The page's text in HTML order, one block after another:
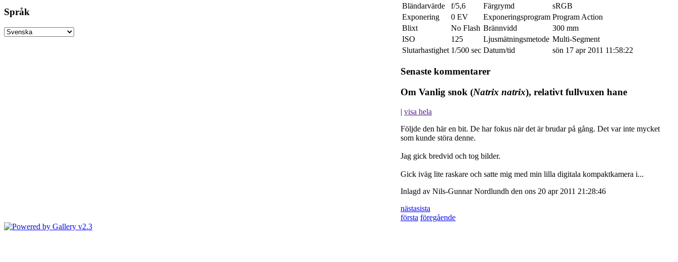
Språk
Bländarvärde
f/5,6 Färgrymd
sRGB
Exponering
0 EV Exponeringsprogram Program Action
Blixt
No Flash Brännvidd
300 mm
ISO
125 Ljusmätningsmetode Multi-Segment
Slutarhastighet 1/500 sec Datum/tid sön 17 apr 2011 11:58:22
Senaste kommentarer
Om Vanlig snok (Natrix natrix), relativt fullvuxen hane
| visa hela
Följde den här en bit. De har fokus när det är brudar på gång. Det var inte mycket
som kunde störa denne.
Jag gick bredvid och tog bilder.
Gick iväg lite raskare och satte mig med min lilla digitala kompaktkamera i...
Inlagd av Nils-Gunnar Nordlundh den ons 20 apr 2011 21:28:46
nästasista
första föregående